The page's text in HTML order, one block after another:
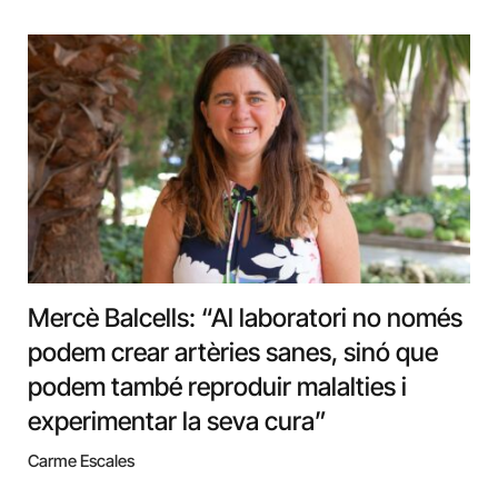
Mercè Balcells: “Al laboratori no només
podem crear artèries sanes, sinó que
podem també reproduir malalties i
experimentar la seva cura”
Carme Escales